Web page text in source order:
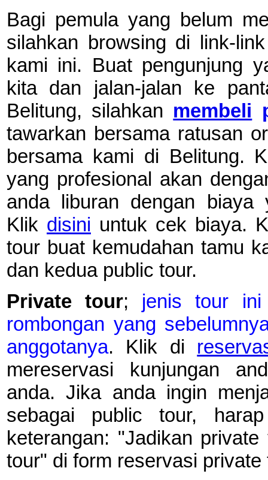
Bagi pemula yang belum
silahkan browsing di link-
kami ini. Buat pengunjung
kita dan jalan-jalan ke
Belitung, silahkan membeli
tawarkan bersama ratusan
bersama kami di Belitung.
yang profesional akan
anda liburan dengan biaya
Klik disini untuk cek biaya.
tour buat kemudahan tamu
dan kedua public tour.
Private tour; jenis tour
rombongan yang
anggotanya. Klik di
mereservasi kunjungan
anda. Jika anda ingin
sebagai public tour,
keterangan: "Jadikan
tour" di form reservasi private